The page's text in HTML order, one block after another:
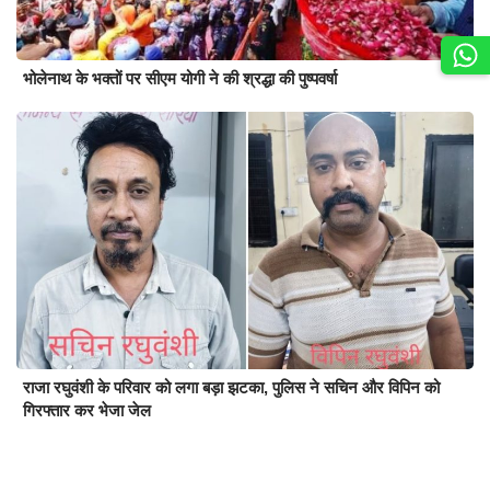
भोलेनाथ के भक्तों पर सीएम योगी ने की श्रद्धा की पुष्पवर्षा
राजा रघुवंशी के परिवार को लगा बड़ा झटका, पुलिस ने सचिन और विपिन को
गिरफ्तार कर भेजा जेल